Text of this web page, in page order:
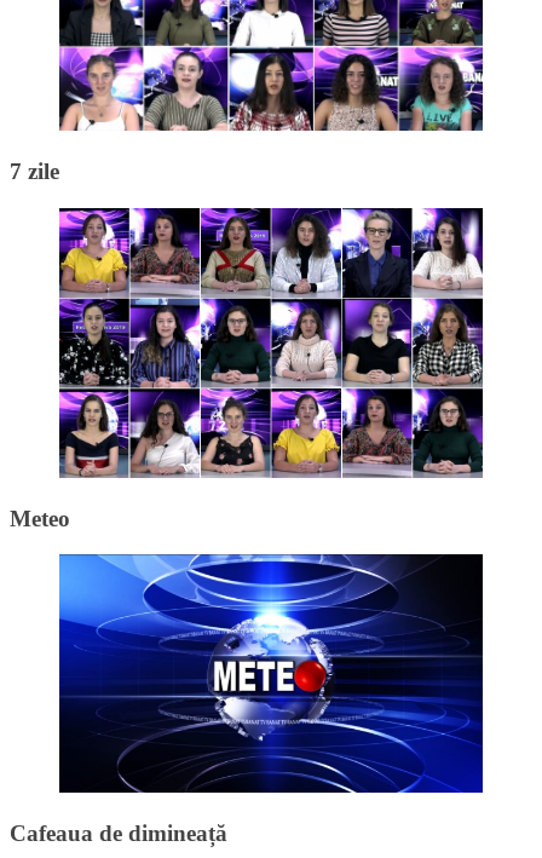
7 zile
Meteo
Cafeaua de dimineață